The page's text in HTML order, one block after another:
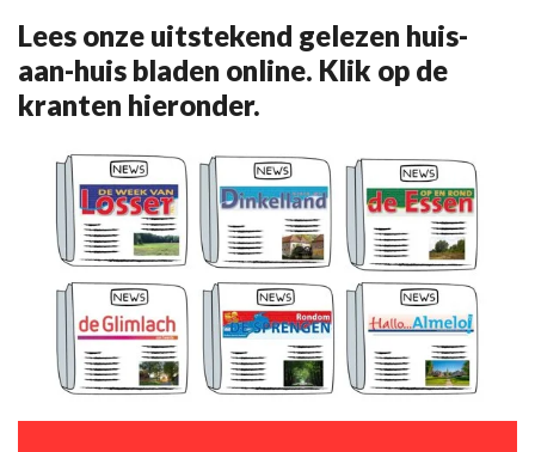
Lees onze uitstekend gelezen huis-
aan-huis bladen online. Klik op de
kranten hieronder.